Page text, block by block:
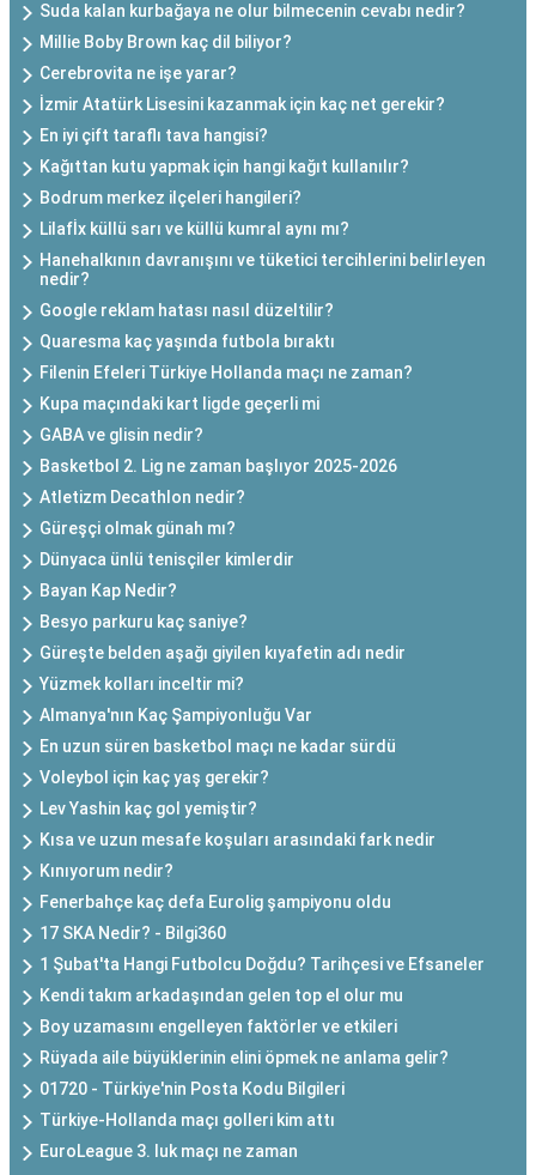
Suda kalan kurbağaya ne olur bilmecenin cevabı nedir?
Millie Boby Brown kaç dil biliyor?
Cerebrovita ne işe yarar?
İzmir Atatürk Lisesini kazanmak için kaç net gerekir?
En iyi çift taraflı tava hangisi?
Kağıttan kutu yapmak için hangi kağıt kullanılır?
Bodrum merkez ilçeleri hangileri?
Lilafİx küllü sarı ve küllü kumral aynı mı?
Hanehalkının davranışını ve tüketici tercihlerini belirleyen
nedir?
Google reklam hatası nasıl düzeltilir?
Quaresma kaç yaşında futbola bıraktı
Filenin Efeleri Türkiye Hollanda maçı ne zaman?
Kupa maçındaki kart ligde geçerli mi
GABA ve glisin nedir?
Basketbol 2. Lig ne zaman başlıyor 2025-2026
Atletizm Decathlon nedir?
Güreşçi olmak günah mı?
Dünyaca ünlü tenisçiler kimlerdir
Bayan Kap Nedir?
Besyo parkuru kaç saniye?
Güreşte belden aşağı giyilen kıyafetin adı nedir
Yüzmek kolları inceltir mi?
Almanya'nın Kaç Şampiyonluğu Var
En uzun süren basketbol maçı ne kadar sürdü
Voleybol için kaç yaş gerekir?
Lev Yashin kaç gol yemiştir?
Kısa ve uzun mesafe koşuları arasındaki fark nedir
Kınıyorum nedir?
Fenerbahçe kaç defa Eurolig şampiyonu oldu
17 SKA Nedir? - Bilgi360
1 Şubat'ta Hangi Futbolcu Doğdu? Tarihçesi ve Efsaneler
Kendi takım arkadaşından gelen top el olur mu
Boy uzamasını engelleyen faktörler ve etkileri
Rüyada aile büyüklerinin elini öpmek ne anlama gelir?
01720 - Türkiye'nin Posta Kodu Bilgileri
Türkiye-Hollanda maçı golleri kim attı
EuroLeague 3. luk maçı ne zaman